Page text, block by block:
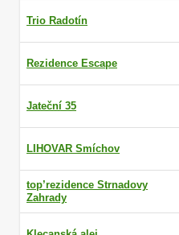
Trio Radotín
Rezidence Escape
Jateční 35
LIHOVAR Smíchov
top’rezidence Strnadovy
Zahrady